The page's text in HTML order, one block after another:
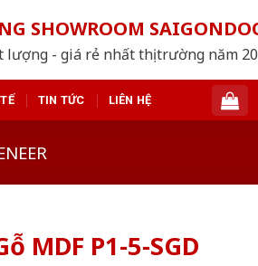
SHOWROOM
lượng - giá rẻ nhất thị trường năm
TIN TỨC LIÊN HỆ
MDF P1-5-SGD